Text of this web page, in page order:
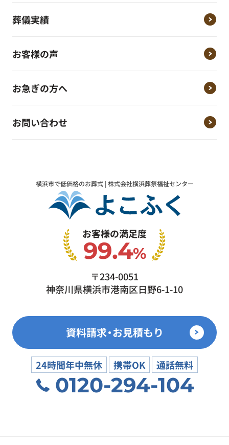
葬儀実績
お客様の声
お急ぎの方へ
お問い合わせ
横浜市で低価格のお葬式 | 株式会社横浜葬祭福祉センター
お客様の満足度
99.4%
〒234-0051
神奈川県横浜市港南区日野6-1-10
資料請求・お見積もり
24時間年中無休 携帯OK 通話無料
0120-294-104